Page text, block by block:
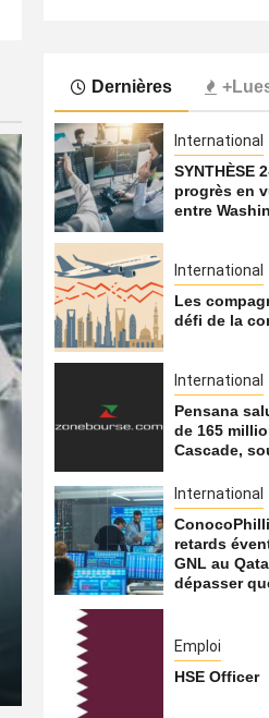
International
Les
retrouvée
7 août 2026
Dernières
International
SYNTHÈSE
progrès en
entre
International
Les
défi de la
International
Pensana
de 165
Cascade,
International
retards
GNL au
dépasser
Emploi
HSE Officer